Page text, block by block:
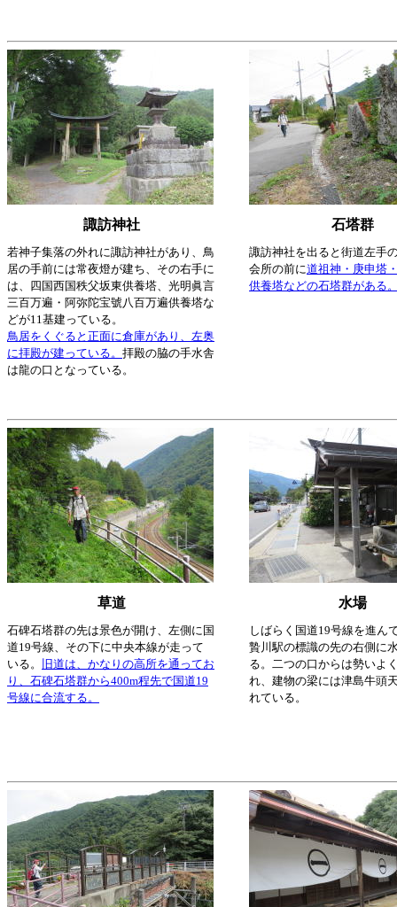
諏訪神社 石塔群
若神子集落の外れに諏訪神社があり、鳥
居の手前には常夜燈が建ち、その右手に
は、四国西国秩父坂東供養塔、光明眞言
三百万遍・阿弥陀宝號八百万遍供養塔な
どが11基建っている。
鳥居をくぐると正面に倉庫があり、左奥
に拝殿が建っている。 拝殿の脇の手水舎
は龍の口となっている。
諏訪神社を出ると街道左手
会所の前に道祖神・庚申塔
供養塔などの石塔群がある
草道 水場
石碑石塔群の先は景色が開け、左側に国
道19号線、その下に中央本線が走って
いる。
旧道は、かなりの高所を通ってお
り、石碑石塔群から400m程先で国道19
号線に合流する。
しばらく国道19号線を進ん
贄川駅の標識の先の右側に
る。二つの口からは勢いよ
れ、建物の梁には津島牛頭
れている。